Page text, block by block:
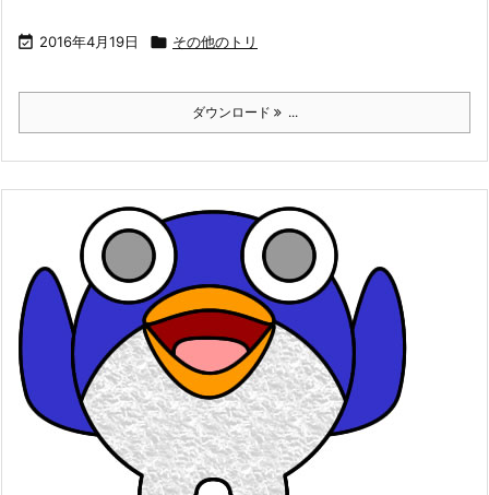
 2016年4月19日  その他のトリ
ダウンロード ...